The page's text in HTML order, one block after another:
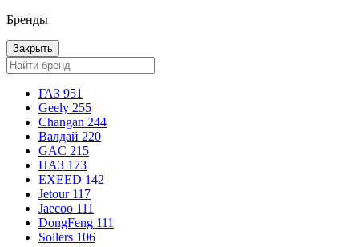
Бренды
Закрыть
ГАЗ 951
Geely 255
Changan 244
Валдай 220
GAC 215
ПАЗ 173
EXEED 142
Jetour 117
Jaecoo 111
DongFeng 111
Sollers 106